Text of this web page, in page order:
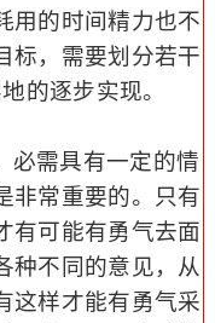
用的时间精力也不
标，需要划分若干
的逐步实现。
必需具有一定的情
常重要的。
只有
有可能有勇气去面
种不同的意见，从
这样才能有勇气采